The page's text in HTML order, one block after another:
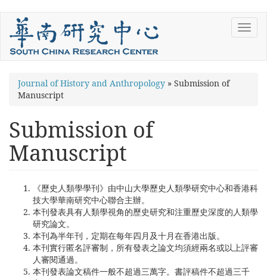
Skip
main
content
You
are
here
Journal of History and Anthropology » Submission of
Manuscript
Submission of
Manuscript
《歷史人類學學刊》由中山大學歷史人類學研究中心和香港科
技大學華南研究中心聯合主辦。
本刊發表具有人類學視角的歷史研究和注重歷史深度的人類學
研究論文。
本刊為半年刊，定期在每年四月及十月在香港出版。
本刊實行匿名評審制，所有發表之論文均須經兩名或以上評審
人審閱通過。
本刊發表論文稿件一般不超過三萬字。書評稿件不超過三千